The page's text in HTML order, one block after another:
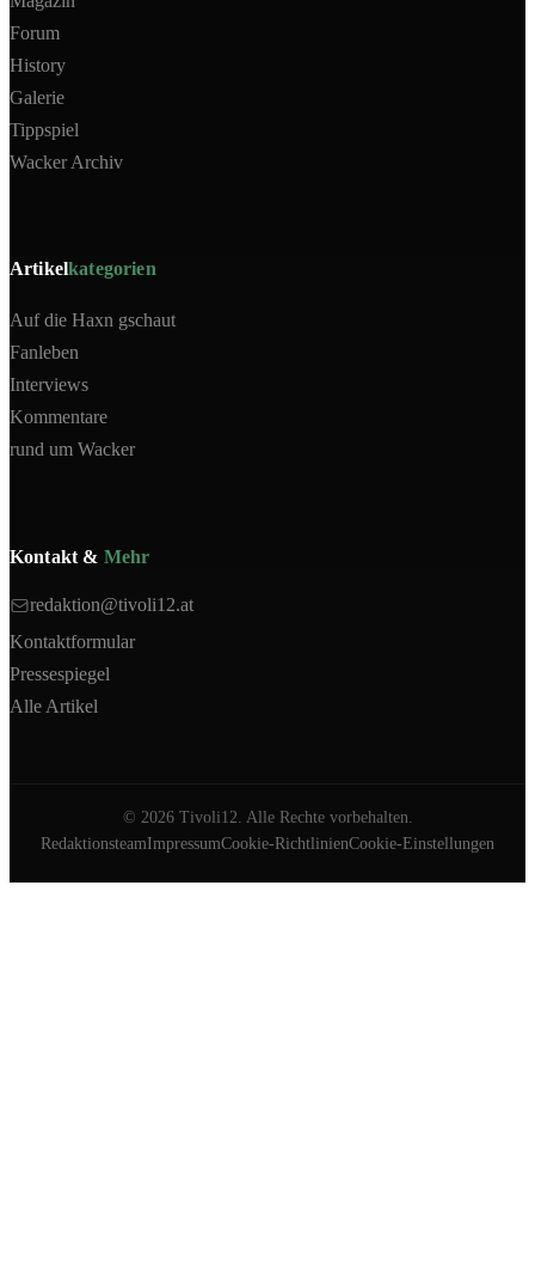
Forum
History
Galerie
Tippspiel
Wacker Archiv
Artikelkategorien
Auf die Haxn gschaut
Fanleben
Interviews
Kommentare
rund um Wacker
Kontakt & Mehr
redaktion@tivoli12.at
Kontaktformular
Pressespiegel
Alle Artikel
© 2026Tivoli12. Alle Rechte vorbehalten.
RedaktionsteamImpressumCookie-RichtlinienCookie-Einstellungen